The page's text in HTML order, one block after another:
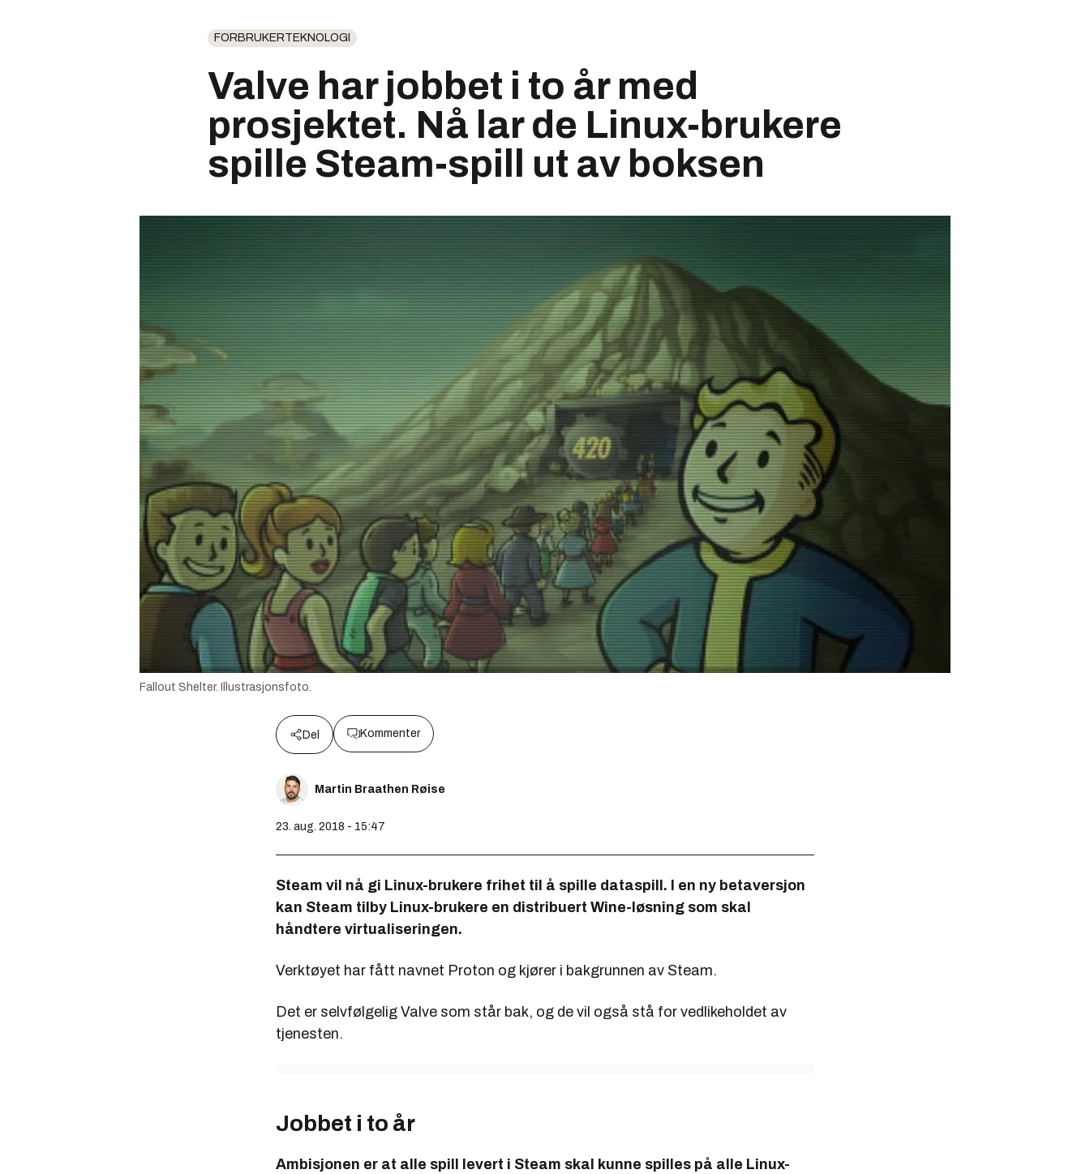
FORBRUKERTEKNOLOGI
Valve har jobbet i to år med
prosjektet. Nå lar de Linux-brukere
spille Steam-spill ut av boksen
Fallout Shelter. Illustrasjonsfoto.
Del Kommenter
Martin Braathen Røise
23. aug. 2018 - 15:47
Steam vil nå gi Linux-brukere frihet til å spille dataspill. I en ny betaversjon
kan Steam tilby Linux-brukere en distribuert Wine-løsning som skal
håndtere virtualiseringen.
Verktøyet har fått navnet Proton og kjører i bakgrunnen av Steam.
Det er selvfølgelig Valve som står bak, og de vil også stå for vedlikeholdet av
tjenesten.
Jobbet i to år
Ambisjonen er at alle spill levert i Steam skal kunne spilles på alle Linux-